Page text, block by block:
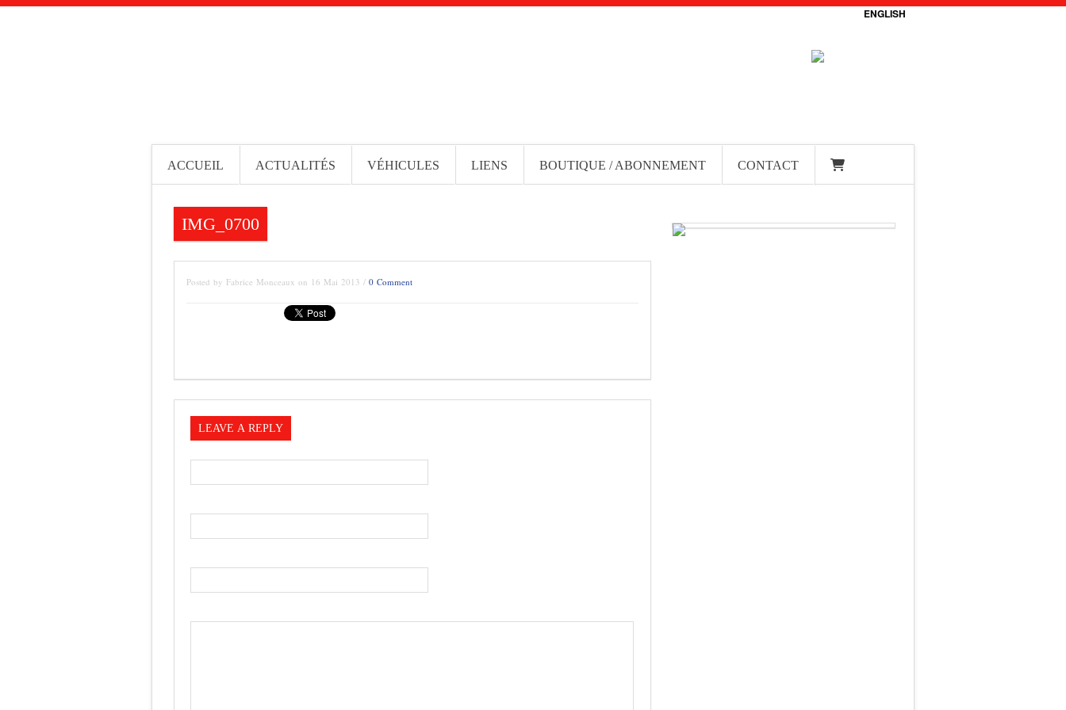
ENGLISH
ACCUEIL ACTUALITÉS VÉHICULES LIENS BOUTIQUE / ABONNEMENT CONTACT
IMG_0700
Posted by Fabrice Monceaux on 16 Mai 2013 / 0 Comment
LEAVE A REPLY